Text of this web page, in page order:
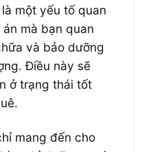
một yếu tố quan
mà bạn quan
và bảo dưỡng
Điều này sẽ
ở trạng thái tốt
mang đến cho